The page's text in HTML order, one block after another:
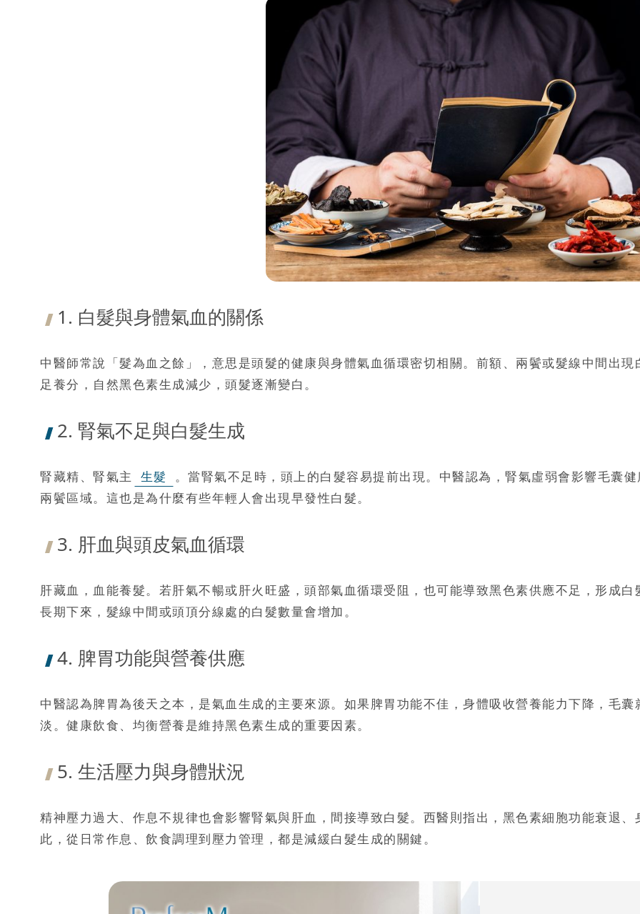
1. 白髮與身體氣血的關係
中醫師常說「髮為血之餘」，意思是頭髮的健康與身體氣血循環密切相關。前額、兩鬢或髮線中間出
足養分，自然黑色素生成減少，頭髮逐漸變白。
2. 腎氣不足與白髮生成
腎藏精、腎氣主 生髮
。當腎氣不足時，頭上的白髮容易提前出現。中醫認為，腎氣虛弱會影響毛囊
兩鬢區域。這也是為什麼有些年輕人會出現早發性白髮。
3. 肝血與頭皮氣血循環
肝藏血，血能養髮。若肝氣不暢或肝火旺盛，頭部氣血循環受阻，也可能導致黑色素供應不足，形成
長期下來，髮線中間或頭頂分線處的白髮數量會增加。
4. 脾胃功能與營養供應
中醫認為脾胃為後天之本，是氣血生成的主要來源。如果脾胃功能不佳，身體吸收營養能力下降，毛
淡。健康飲食、均衡營養是維持黑色素生成的重要因素。
5. 生活壓力與身體狀況
精神壓力過大、作息不規律也會影響腎氣與肝血，間接導致白髮。西醫則指出，黑色素細胞功能衰退
此，從日常作息、飲食調理到壓力管理，都是減緩白髮生成的關鍵。